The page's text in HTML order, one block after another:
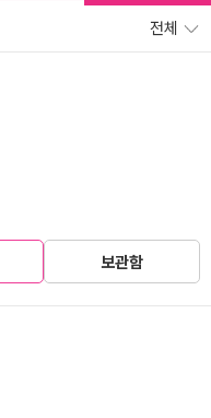
전체
보관함